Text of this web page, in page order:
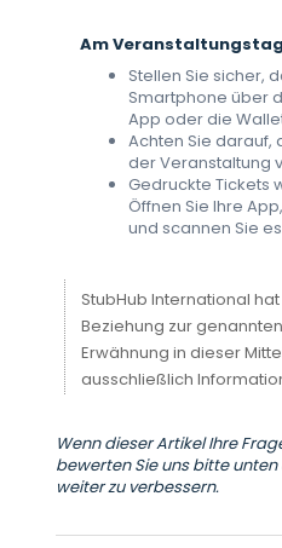
Am
Stellen Sie sicher,
Smartphone über
App oder die
Achten Sie darauf,
der Veranstaltung
Gedruckte Tickets
Öffnen Sie Ihre
und scannen Sie
StubHub International
Beziehung zur
Erwähnung in dieser
ausschließlich
Wenn dieser Artikel Ihre
bewerten Sie uns bitte unten
weiter zu verbessern.